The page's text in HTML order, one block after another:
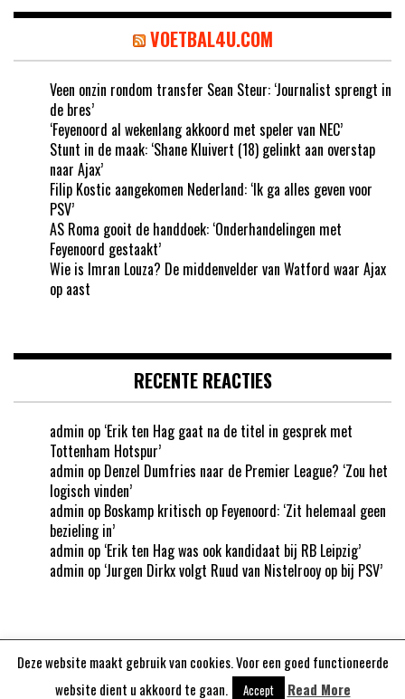
VOETBAL4U.COM
Veen onzin rondom transfer Sean Steur: ‘Journalist sprengt in
de bres’
‘Feyenoord al wekenlang akkoord met speler van NEC’
Stunt in de maak: ‘Shane Kluivert (18) gelinkt aan overstap
naar Ajax’
Filip Kostic aangekomen Nederland: ‘Ik ga alles geven voor
PSV’
AS Roma gooit de handdoek: ‘Onderhandelingen met
Feyenoord gestaakt’
Wie is Imran Louza? De middenvelder van Watford waar Ajax
op aast
RECENTE REACTIES
admin op ‘Erik ten Hag gaat na de titel in gesprek met
Tottenham Hotspur’
admin op Denzel Dumfries naar de Premier League? ‘Zou het
logisch vinden’
admin op Boskamp kritisch op Feyenoord: ‘Zit helemaal geen
bezieling in’
admin op ‘Erik ten Hag was ook kandidaat bij RB Leipzig’
admin op ‘Jurgen Dirkx volgt Ruud van Nistelrooy op bij PSV’
Aangedreven doorWordPress
Deze website maakt gebruik van cookies. Voor een goed functioneerde
website dient u akkoord te gaan.
Accept Read More